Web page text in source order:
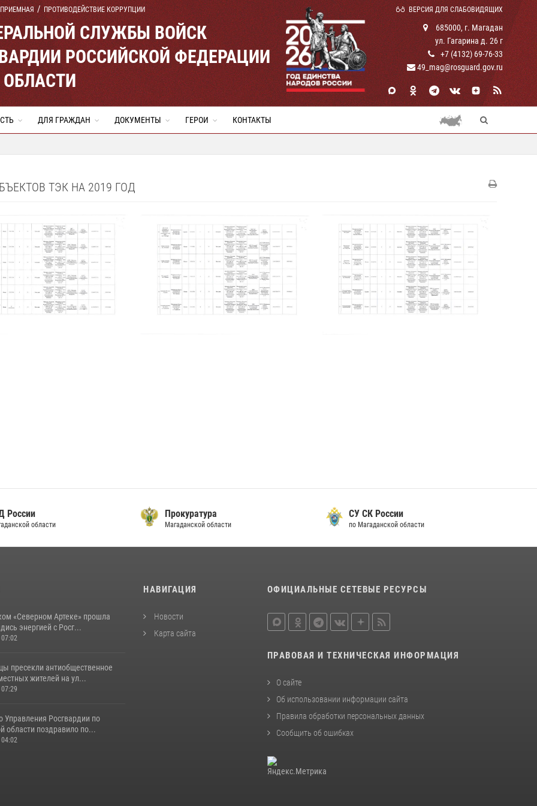
ПРОТИВОДЕЙСТВИЕ КОРРУПЦИИ ВЕРСИЯ ДЛЯ СЛАБОВИДЯЩИХ
СЛУЖБЫ ВОЙСК
РОССИЙСКОЙ ФЕДЕРАЦИИ
685000, г. Магадан
ул. Гагарина д. 26 г
+7 (4132) 69-76-33
49_mag@rosguard.gov.ru
ДЛЯ ГРАЖДАН ДОКУМЕНТЫ ГЕРОИ КОНТАКТЫ
ТЭК НА 2019 ГОД
Прокуратура
Магаданской области по Магаданской области по Магаданской области
«Северном Артеке» прошла
энергией с Росг...
пресекли антиобщественное
жителей на ул...
Управления Росгвардии по
области поздравило по...
НАВИГАЦИЯ
Новости
Карта сайта
ОФИЦИАЛЬНЫЕ СЕТЕВЫЕ РЕСУРСЫ
ПРАВОВАЯ И ТЕХНИЧЕСКАЯ ИНФОРМАЦИЯ
О сайте
Об использовании информации сайта
Правила обработки персональных данных
Сообщить об ошибках